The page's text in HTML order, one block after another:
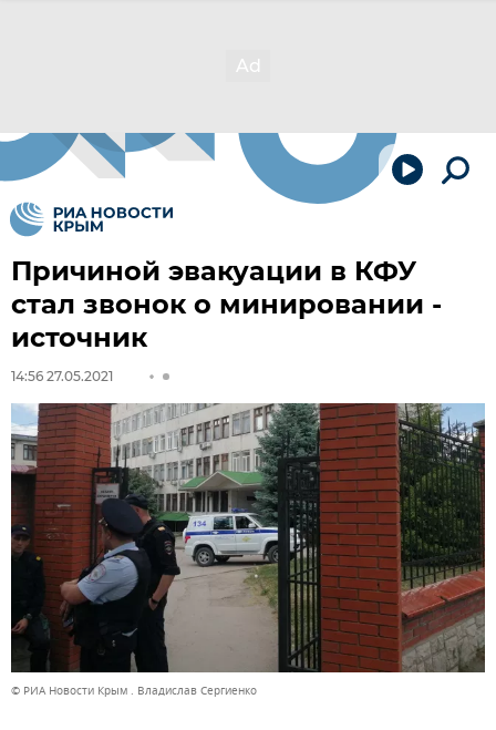
Причиной эвакуации в КФУ
стал звонок о минировании -
источник
14:56 27.05.2021
© РИА Новости Крым . Владислав Сергиенко